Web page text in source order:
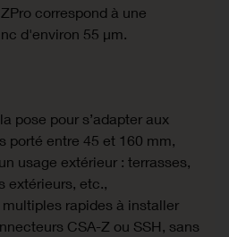
correspond à une
d'environ 55 µm.
pose pour s’adapter aux
porté entre 45 et 160 mm,
usage extérieur : terrasses,
extérieurs, etc.,
rapides à installer
CSA-Z ou SSH, sans